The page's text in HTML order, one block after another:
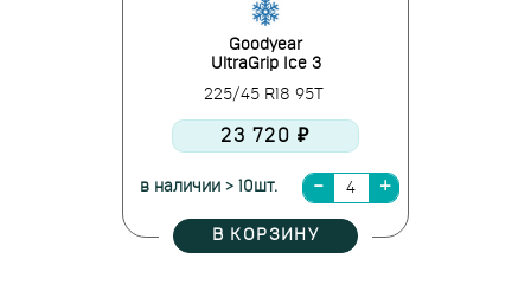
Goodyear
UltraGrip Ice 3
225/45 R18 95T
23 720 ₽
в наличии > 10шт.
В КОРЗИНУ